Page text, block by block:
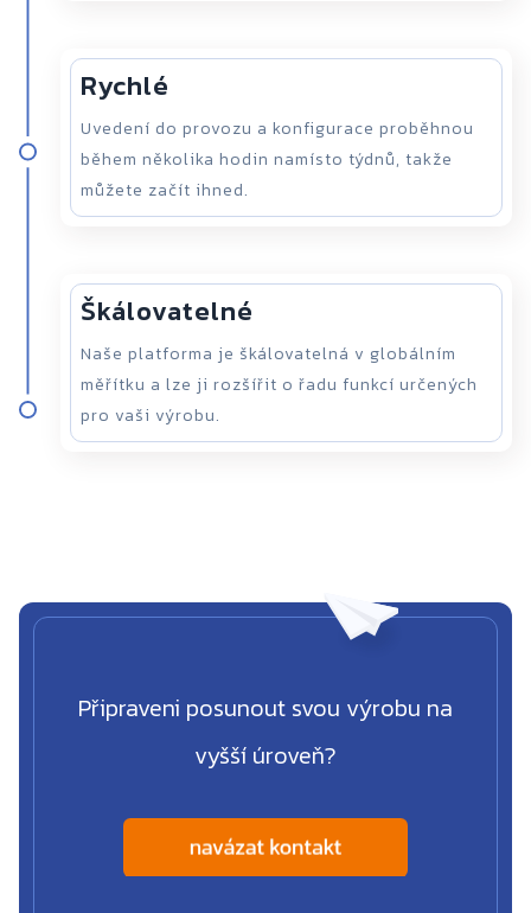
Rychlé
Uvedení do provozu a konfigurace proběhnou
během několika hodin namísto týdnů, takže
můžete začít ihned.
Škálovatelné
Naše platforma je škálovatelná v globálním
měřítku a lze ji rozšířit o řadu funkcí určených
pro vaši výrobu.
Připraveni posunout svou výrobu na
vyšší úroveň?